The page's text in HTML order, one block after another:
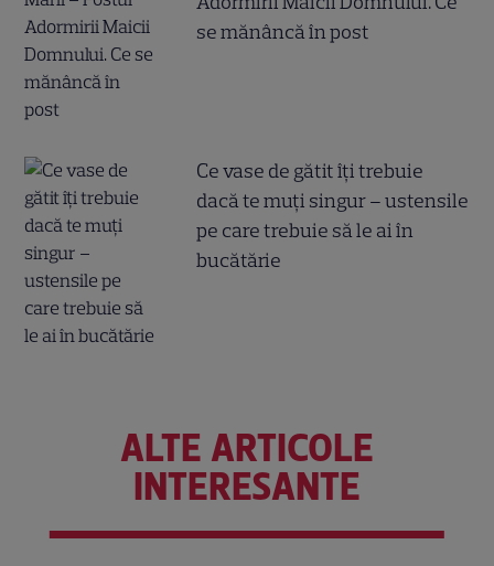
se mănâncă în post
Ce vase de gătit îți trebuie
dacă te muți singur – ustensile
pe care trebuie să le ai în
bucătărie
ALTE ARTICOLE
INTERESANTE